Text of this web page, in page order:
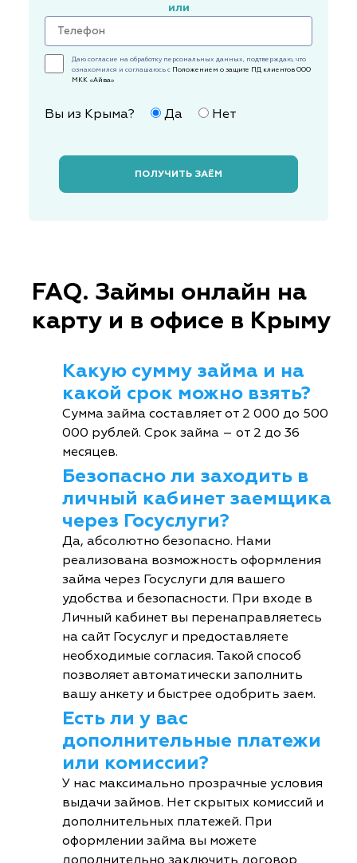
или
Даю согласие на обработку персональных данных, подтверждаю, что
ознакомился и соглашаюсь с Положением о защите ПД клиентов ООО
МКК «Айва»
Вы из Крыма? Да Нет
ПОЛУЧИТЬ ЗАЁМ
FAQ. Займы онлайн на
карту и в офисе в Крыму
Какую сумму займа и на
какой срок можно взять?
Сумма займа составляет от 2 000 до 500
000 рублей. Срок займа – от 2 до 36
месяцев.
Безопасно ли заходить в
личный кабинет заемщика
через Госуслуги?
Да, абсолютно безопасно. Нами
реализована возможность оформления
займа через Госуслуги для вашего
удобства и безопасности. При входе в
Личный кабинет вы перенаправляетесь
на сайт Госуслуг и предоставляете
необходимые согласия. Такой способ
позволяет автоматически заполнить
вашу анкету и быстрее одобрить заем.
Есть ли у вас
дополнительные платежи
или комиссии?
У нас максимально прозрачные условия
выдачи займов. Нет скрытых комиссий и
дополнительных платежей. При
оформлении займа вы можете